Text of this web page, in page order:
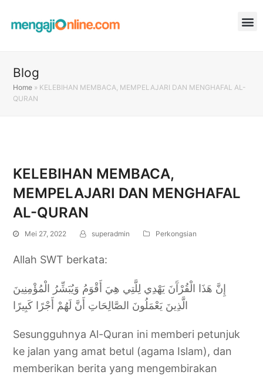
Blog
Home » KELEBIHAN MEMBACA, MEMPELAJARI DAN MENGHAFAL AL-
QURAN
KELEBIHAN MEMBACA,
MEMPELAJARI DAN MENGHAFAL
AL-QURAN
Mei 27, 2022 superadmin Perkongsian
Allah SWT berkata:
إِنَّ هَذَا الْقُرْآَنَ يَهْدِي لِلَّتِي هِيَ أَقْوَمُ وَيُبَشِّرُ الْمُؤْمِنِينَ
الَّذِينَ يَعْمَلُونَ الصَّالِحَاتِ أَنَّ لَهُمْ أَجْرًا كَبِيرًا
Sesungguhnya Al-Quran ini memberi petunjuk
ke jalan yang amat betul (agama Islam), dan
memberikan berita yang mengembirakan